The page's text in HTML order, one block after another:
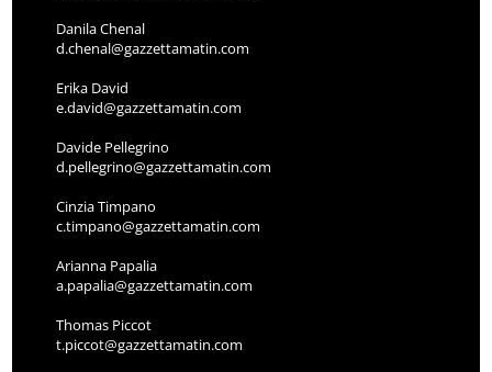
Danila Chenal
d.chenal@gazzettamatin.com
Erika David
e.david@gazzettamatin.com
Davide Pellegrino
d.pellegrino@gazzettamatin.com
Cinzia Timpano
c.timpano@gazzettamatin.com
Arianna Papalia
a.papalia@gazzettamatin.com
Thomas Piccot
t.piccot@gazzettamatin.com